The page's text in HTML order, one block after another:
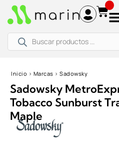
productos
Inicio › Marcas › Sadowsky
Sadowsky
Tobacco Sunburst
Maple